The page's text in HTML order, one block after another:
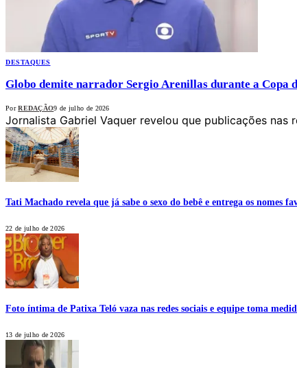
DESTAQUES
Globo demite narrador Sergio Arenillas durante a Copa
Por REDAÇÃO9 de julho de 2026
Jornalista Gabriel Vaquer revelou que publicações
Tati Machado revela que já sabe o sexo do bebê e entrega os nomes
22 de julho de 2026
Foto íntima de Patixa Teló vaza nas redes sociais e equipe toma
13 de julho de 2026